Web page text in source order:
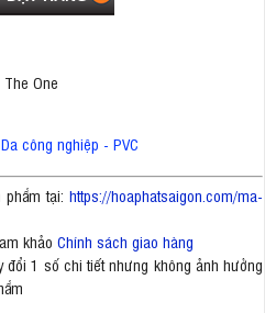
One
công nghiệp - PVC
tại: https://hoaphatsaigon.com/ma-
khảo Chính sách giao hàng
đổi 1 số chi tiết nhưng không ảnh hưởng